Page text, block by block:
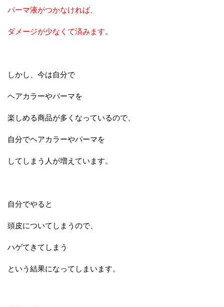
パーマ液がつかなければ、
ダメージが少なくて済みます。
しかし、今は自分で
ヘアカラーやパーマを
楽しめる商品が多くなっているので、
自分でヘアカラーやパーマを
してしまう人が増えています。
自分でやると
頭皮についてしまうので、
ハゲてきてしまう
という結果になってしまいます。